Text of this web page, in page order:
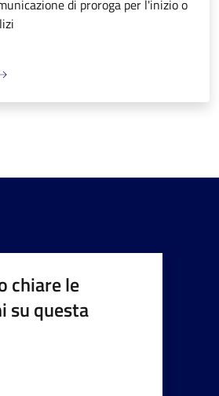
di proroga per l'inizio o
chiare le
su questa